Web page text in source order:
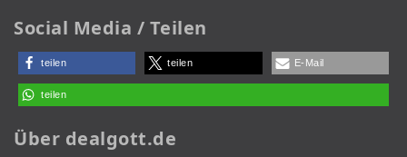
Social Media / Teilen
teilen teilen E-Mail
teilen
Über dealgott.de